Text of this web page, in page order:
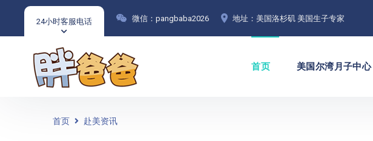
24小时客服电话 微信：pangbaba2026 地址：美国洛杉矶 美国生子专家
首页 美国尔湾月子中心
首页 赴美资讯